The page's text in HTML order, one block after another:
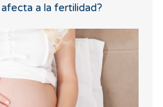
a la fertilidad?